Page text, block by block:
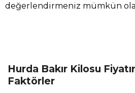
değerlendirmeniz mümkün
Hurda Bakır Kilosu
Faktörler